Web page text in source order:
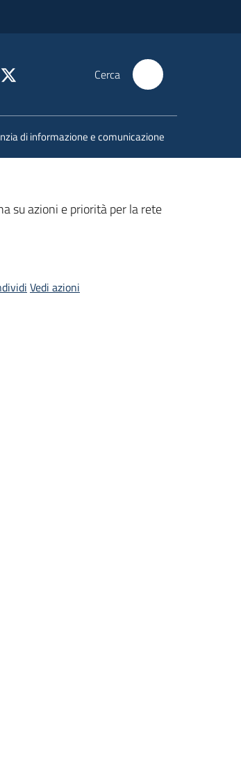
Cerca
di informazione e comunicazione
su azioni e priorità per la rete
Vedi azioni